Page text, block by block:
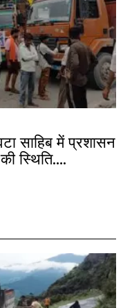
साहिब में प्रशासन
स्थिति….